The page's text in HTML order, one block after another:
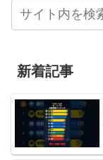
新着記事